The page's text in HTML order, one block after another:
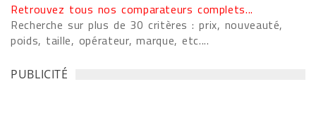
Retrouvez tous nos comparateurs complets...
Recherche sur plus de 30 critères : prix, nouveauté,
poids, taille, opérateur, marque, etc....
PUBLICITÉ